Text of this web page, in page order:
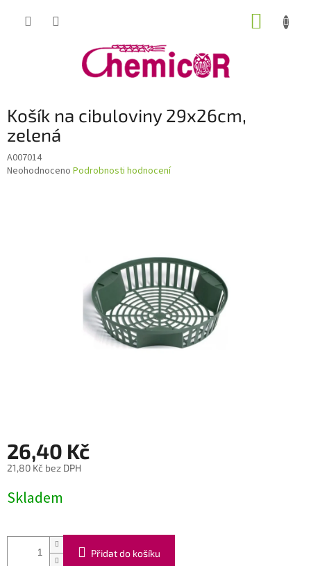
Košík na cibuloviny 29x26cm,
zelená
A007014
Průměrné
Neohodnoceno Podrobnosti hodnocení
26,40 Kč
21,80 Kč bez DPH
cena:
Skladem
Přidat do košíku